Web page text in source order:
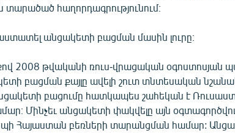
հաղորդագրությունում։
անցակետի բացման մասին լուրը։
2008 թվականի ռուս-վրացական օգոստոսյան
բացման քայլը ավելի շուտ տնտեսական
բացումը հատկապես շահեկան է
Մինչեւ անցակետի փակվելը այն
Հայաստան բեռների տարանցման համար: